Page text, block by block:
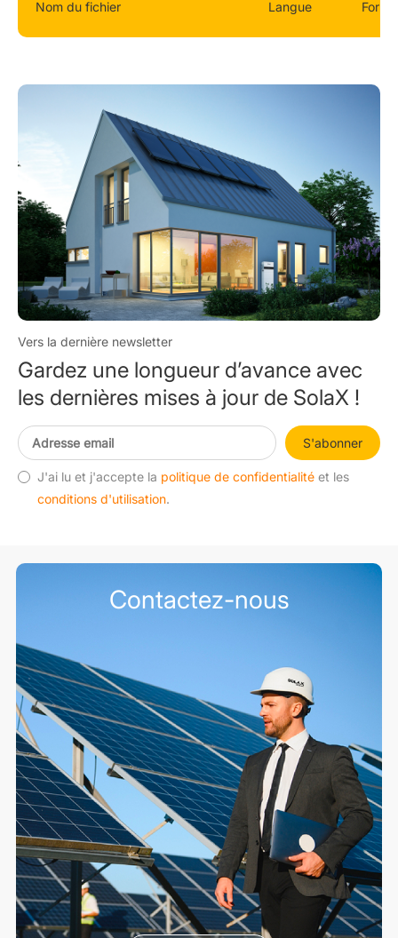
Nom du fichier Langue
Vers la dernière newsletter
Gardez une longueur d’avance avec
les dernières mises à jour de SolaX !
S'abonner
J'ai lu et j'accepte la politique de confidentialité et les
conditions d'utilisation.
Contactez-nous